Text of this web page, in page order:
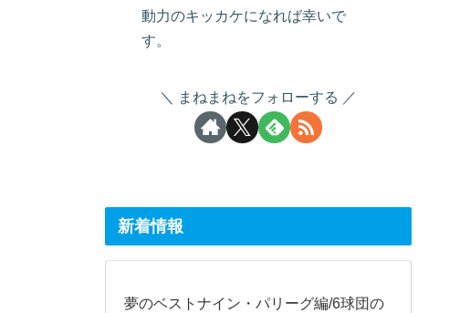
動力のキッカケになれば幸いで
す。
まねまねをフォローする
新着情報
夢のベストナイン・パリーグ編/6球団の